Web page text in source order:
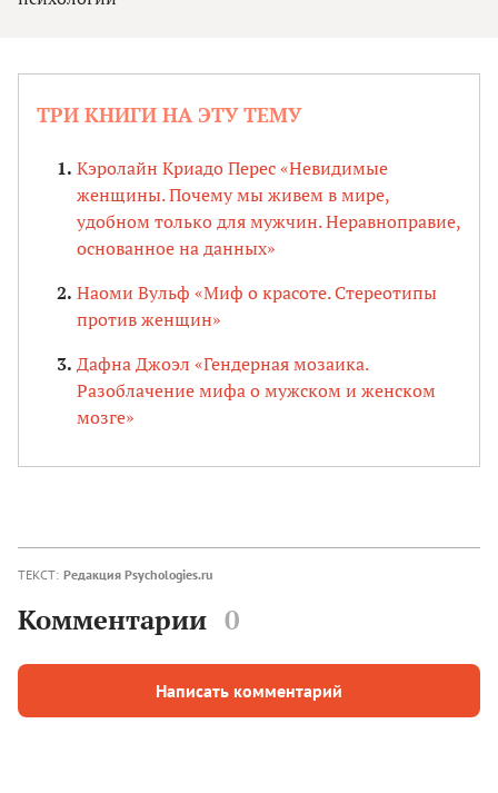
ТРИ КНИГИ НА ЭТУ ТЕМУ
Кэролайн Криадо Перес «Невидимые
женщины. Почему мы живем в мире,
удобном только для мужчин. Неравноправие,
основанное на данных»
Наоми Вульф «Миф о красоте. Стереотипы
против женщин»
Дафна Джоэл «Гендерная мозаика.
Разоблачение мифа о мужском и женском
мозге»
ТЕКСТ: Редакция Psychologies.ru
Комментарии 0
Написать комментарий